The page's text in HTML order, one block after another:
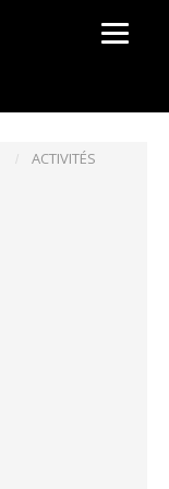
/ ACTIVITÉS